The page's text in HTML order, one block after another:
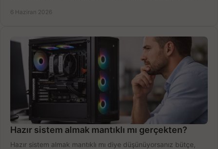
6 Haziran 2026
Hazır sistem almak mantıklı mı gerçekten?
Hazır sistem almak mantıklı mı diye düşünüyorsanız bütçe,